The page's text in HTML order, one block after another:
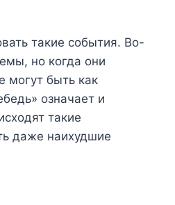
такие события. Во-
но когда они
могут быть как
означает и
такие
даже наихудшие